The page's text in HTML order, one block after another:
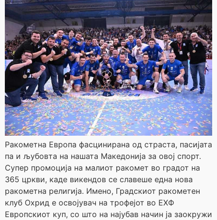
Ракометна Европа фасцинирана од страста, пасијата
па и љубовта на нашата Македонија за овој спорт.
Супер промоција на малиот ракомет во градот на
365 цркви, каде викендов се славеше една нова
ракометна религија. Имено, Градскиот ракометен
клуб Охрид е освојувач на трофејот во ЕХФ
Европскиот куп, со што на најубав начин ја заокружи